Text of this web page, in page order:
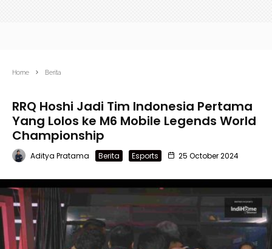
Home Berita
RRQ Hoshi Jadi Tim Indonesia Pertama
Yang Lolos ke M6 Mobile Legends World
Championship
Aditya Pratama Berita Esports 25 October 2024